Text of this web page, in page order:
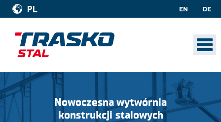
PL EN DE
Nowoczesna wytwórnia
konstrukcji stalowych